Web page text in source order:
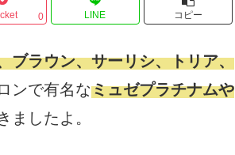
0 LINE コピー
ブラウン、サーリシ、トリア、
ンで有名なミュゼプラチナムや
ましたよ。